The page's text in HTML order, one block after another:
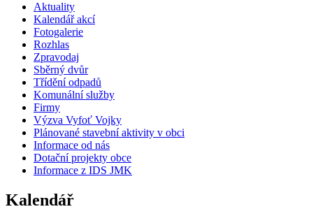
Aktuality
Kalendář akcí
Fotogalerie
Rozhlas
Zpravodaj
Sběrný dvůr
Třídění odpadů
Komunální služby
Firmy
Výzva Vyfoť Vojky
Plánované stavební aktivity v obci
Informace od nás
Dotační projekty obce
Informace z IDS JMK
Kalendář